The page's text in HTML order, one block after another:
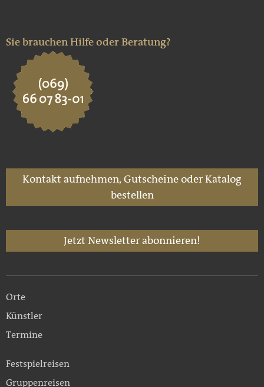
Sie brauchen Hilfe oder Beratung?
Kontakt aufnehmen, Gutscheine oder Katalog
bestellen
Jetzt Newsletter abonnieren!
Orte
Künstler
Termine
Festspielreisen
Gruppenreisen